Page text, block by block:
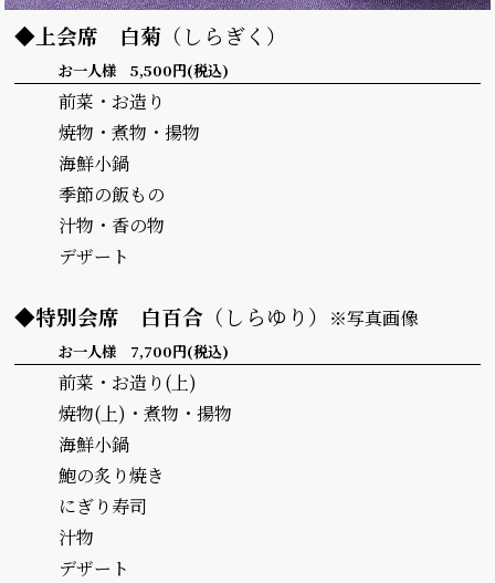
◆上会席 白菊 （しらぎく）
お一人様 5,500円(税込)
前菜・お造り
焼物・煮物・揚物
海鮮小鍋
季節の飯もの
汁物・香の物
デザート
◆特別会席 白百合 （しらゆり） ※写真画像
お一人様 7,700円(税込)
前菜・お造り(上)
焼物(上)・煮物・揚物
海鮮小鍋
鮑の炙り焼き
にぎり寿司
汁物
デザート